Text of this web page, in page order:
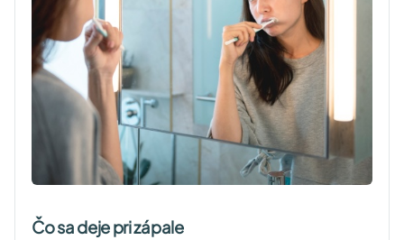
Čo sa deje pri zápale